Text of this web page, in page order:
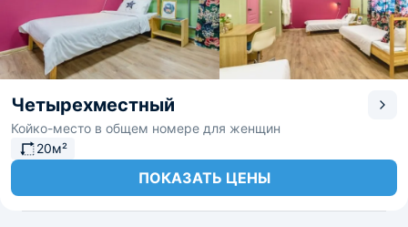
Четырехместный
Койко-место в общем номере для женщин
20м²
ПОКАЗАТЬ ЦЕНЫ